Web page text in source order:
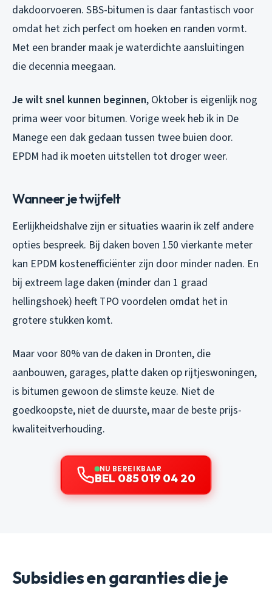
dakdoorvoeren. SBS-bitumen is daar fantastisch voor
omdat het zich perfect om hoeken en randen vormt.
Met een brander maak je waterdichte aansluitingen
die decennia meegaan.
Je wilt snel kunnen beginnen, Oktober is eigenlijk nog
prima weer voor bitumen. Vorige week heb ik in De
Manege een dak gedaan tussen twee buien door.
EPDM had ik moeten uitstellen tot droger weer.
Wanneer je twijfelt
Eerlijkheidshalve zijn er situaties waarin ik zelf andere
opties bespreek. Bij daken boven 150 vierkante meter
kan EPDM kostenefficiënter zijn door minder naden. En
bij extreem lage daken (minder dan 1 graad
hellingshoek) heeft TPO voordelen omdat het in
grotere stukken komt.
Maar voor 80% van de daken in Dronten, die
aanbouwen, garages, platte daken op rijtjeswoningen,
is bitumen gewoon de slimste keuze. Niet de
goedkoopste, niet de duurste, maar de beste prijs-
kwaliteitverhouding.
NU BEREIKBAAR
BEL 085 019 04 20
Subsidies en garanties die je